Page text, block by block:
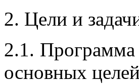
2. Цели и
2.1. Программа
основных